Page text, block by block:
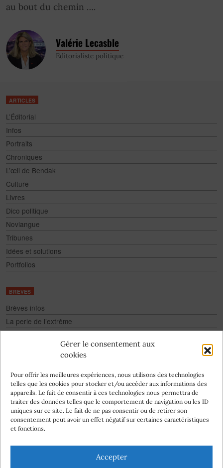
Gérer le consentement aux
cookies
Pour offrir les meilleures expériences, nous utilisons des technologies
telles que les cookies pour stocker et/ou accéder aux informations des
appareils. Le fait de consentir à ces technologies nous permettra de
traiter des données telles que le comportement de navigation ou les ID
uniques sur ce site. Le fait de ne pas consentir ou de retirer son
consentement peut avoir un effet négatif sur certaines caractéristiques
et fonctions.
Accepter
au bout du chemin ….
Valérie Lecasble
Editorialiste politique
ARTICLES
L’Éditorial
Infos
Portraits
Chroniques
L’œil de Bendak
Culture
Livres
Dico politique
Novlangue
Tribunes
Idées et solutions
Portfolios
BRÈVES
Brèves infos
La perle de l’extrême
Fake
Culture pour tous
Abonnez-vous
Nos auteurs